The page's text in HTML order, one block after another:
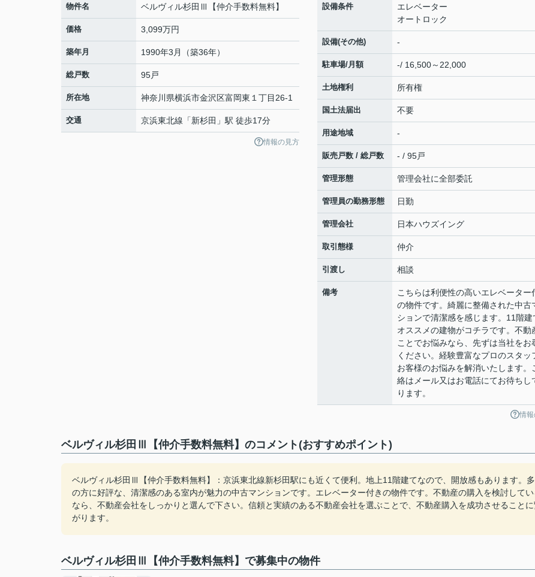
物件名 ベルヴィル杉田Ⅲ【仲介手数料無料】
価格 3,099万円
築年月 1990年3月（築36年）
総戸数 95戸
所在地 神奈川県横浜市金沢区富岡東 １丁目26‐1
交通 京浜東北線 「新杉田 」駅 徒歩17分
情報の見方
設備条件
エレベーター
オートロック
設備(その他) -
駐車場/月額 -/ 16,500～22,000
土地権利 所有権
国土法届出 不要
用途地域 -
販売戸数 / 総戸数 - / 95戸
管理形態 管理会社に全部委託
管理員の勤務形態 日勤
管理会社 日本ハウズイング
取引態様 仲介
引渡し 相談
備考
こちらは利便性の高いエレベーター
の物件です。綺麗に整備された中古
ションで清潔感を感じます。11階建
オススメの建物がコチラです。不動
ことでお悩みなら、先ずは当社をお
ください。経験豊富なプロのスタッ
お客様のお悩みを解消いたします。
絡はメール又はお電話にてお待ちし
ります。
情
ベルヴィル杉田Ⅲ【仲介手数料無料】のコメント(おすすめポイント)
ベルヴィル杉田Ⅲ【仲介手数料無料】：京浜東北線新杉田駅にも近くて便利。地上11階建てなので、開放感もあります。多
の方に好評な、清潔感のある室内が魅力の中古マンションです。エレベーター付きの物件です。不動産の購入を検討してい
なら、不動産会社をしっかりと選んで下さい。信頼と実績のある不動産会社を選ぶことで、不動産購入を成功させること
がります。
ベルヴィル杉田Ⅲ【仲介手数料無料】で募集中の物件